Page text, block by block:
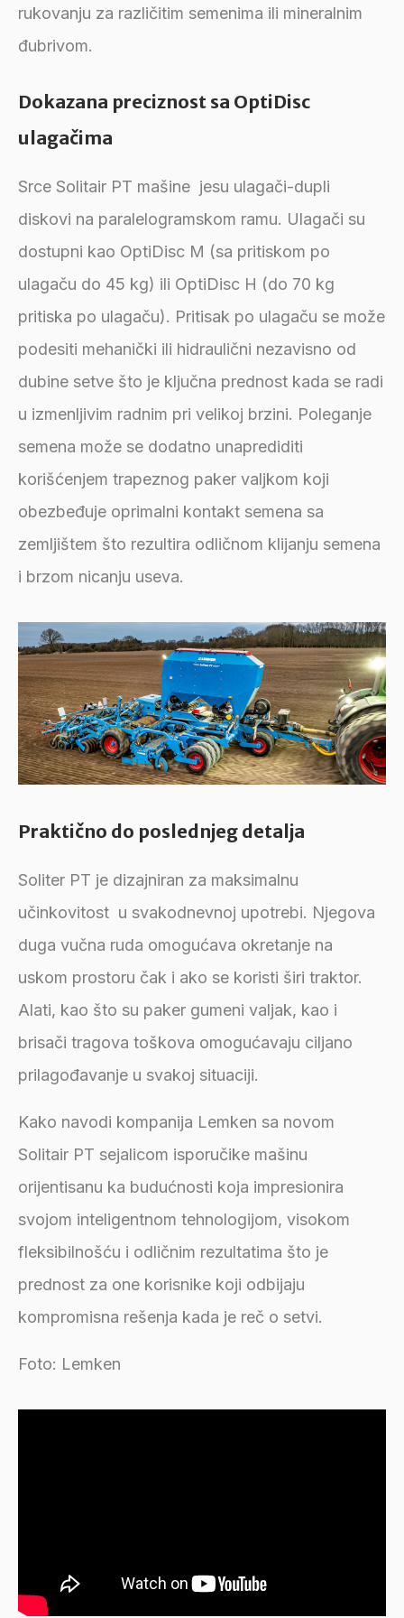
rukovanju za različitim semenima ili mineralnim
đubrivom.
Dokazana preciznost sa OptiDisc
ulagačima
Srce Solitair PT mašine jesu ulagači-dupli
diskovi na paralelogramskom ramu. Ulagači su
dostupni kao OptiDisc M (sa pritiskom po
ulagaču do 45 kg) ili OptiDisc H (do 70 kg
pritiska po ulagaču). Pritisak po ulagaču se može
podesiti mehanički ili hidraulični nezavisno od
dubine setve što je ključna prednost kada se radi
u izmenljivim radnim pri velikoj brzini. Poleganje
semena može se dodatno unaprediditi
korišćenjem trapeznog paker valjkom koji
obezbeđuje oprimalni kontakt semena sa
zemljištem što rezultira odličnom klijanju semena
i brzom nicanju useva.
Praktično do poslednjeg detalja
Soliter PT je dizajniran za maksimalnu
učinkovitost u svakodnevnoj upotrebi. Njegova
duga vučna ruda omogućava okretanje na
uskom prostoru čak i ako se koristi širi traktor.
Alati, kao što su paker gumeni valjak, kao i
brisači tragova toškova omogućavaju ciljano
prilagođavanje u svakoj situaciji.
Kako navodi kompanija Lemken sa novom
Solitair PT sejalicom isporučike mašinu
orijentisanu ka budućnosti koja impresionira
svojom inteligentnom tehnologijom, visokom
fleksibilnošću i odličnim rezultatima što je
prednost za one korisnike koji odbijaju
kompromisna rešenja kada je reč o setvi.
Foto: Lemken